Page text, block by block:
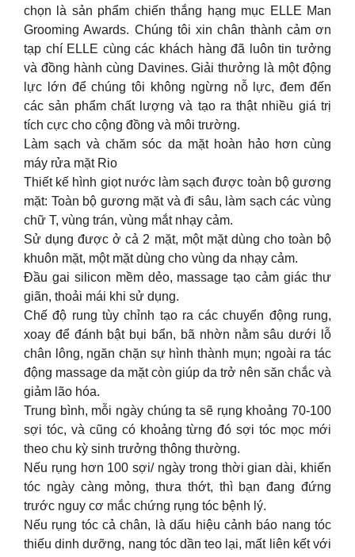
chọn là sản phẩm chiến thắng hạng mục ELLE Man
Grooming Awards. Chúng tôi xin chân thành cảm ơn
tạp chí ELLE cùng các khách hàng đã luôn tin tưởng
và đồng hành cùng Davines. Giải thưởng là một động
lực lớn để chúng tôi không ngừng nỗ lực, đem đến
các sản phẩm chất lượng và tạo ra thật nhiều giá trị
tích cực cho cộng đồng và môi trường.
Làm sạch và chăm sóc da mặt hoàn hảo hơn cùng
máy rửa mặt Rio
Thiết kế hình giọt nước làm sạch được toàn bộ gương
mặt: Toàn bộ gương mặt và đi sâu, làm sạch các vùng
chữ T, vùng trán, vùng mắt nhạy cảm.
Sử dụng được ở cả 2 mặt, một mặt dùng cho toàn bộ
khuôn mặt, một mặt dùng cho vùng da nhạy cảm.
Đầu gai silicon mềm dẻo, massage tạo cảm giác thư
giãn, thoải mái khi sử dụng.
Chế độ rung tùy chỉnh tạo ra các chuyển động rung,
xoay để đánh bật bụi bẩn, bã nhờn nằm sâu dưới lỗ
chân lông, ngăn chặn sự hình thành mụn; ngoài ra tác
động massage da mặt còn giúp da trở nên săn chắc và
giảm lão hóa.
Trung bình, mỗi ngày chúng ta sẽ rụng khoảng 70-100
sợi tóc, và cũng có khoảng từng đó sợi tóc mọc mới
theo chu kỳ sinh trưởng thông thường.
Nếu rụng hơn 100 sợi/ ngày trong thời gian dài, khiến
tóc ngày càng mỏng, thưa thớt, thì bạn đang đứng
trước nguy cơ mắc chứng rụng tóc bệnh lý.
Nếu rụng tóc cả chân, là dấu hiệu cảnh báo nang tóc
thiếu dinh dưỡng, nang tóc dần teo lại, mất liên kết với